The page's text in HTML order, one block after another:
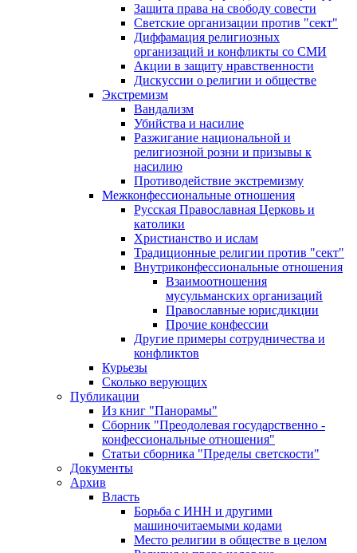
Защита права на свободу совести
Светские организации против "сект"
Диффамация религиозных
организаций и конфликты со СМИ
Акции в защиту нравственности
Дискуссии о религии и обществе
Экстремизм
Вандализм
Убийства и насилие
Разжигание национальной и
религиозной розни и призывы к
насилию
Противодействие экстремизму
Межконфессиональные отношения
Русская Православная Церковь и
католики
Христианство и ислам
Традиционные религии против "сект"
Внутриконфессиональные отношения
Взаимоотношения
мусульманских организаций
Православные юрисдикции
Прочие конфессии
Другие примеры сотрудничества и
конфликтов
Курьезы
Сколько верующих
Публикации
Из книг "Панорамы"
Сборник "Преодолевая государственно -
конфессиональные отношения"
Статьи сборника "Пределы светскости"
Документы
Архив
Власть
Борьба с ИНН и другими
машиночитаемыми кодами
Место религии в обществе в целом